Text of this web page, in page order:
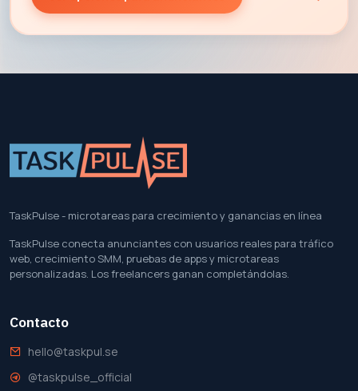
TaskPulse - microtareas para crecimiento y ganancias en línea
TaskPulse conecta anunciantes con usuarios reales para tráfico
web, crecimiento SMM, pruebas de apps y microtareas
personalizadas. Los freelancers ganan completándolas.
Contacto
hello@taskpul.se
@taskpulse_official